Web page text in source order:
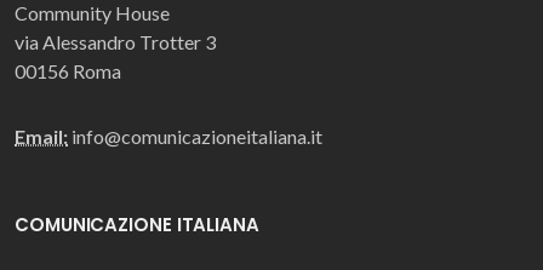
Community House
via Alessandro Trotter 3
00156 Roma
Email: info@comunicazioneitaliana.it
COMUNICAZIONE ITALIANA